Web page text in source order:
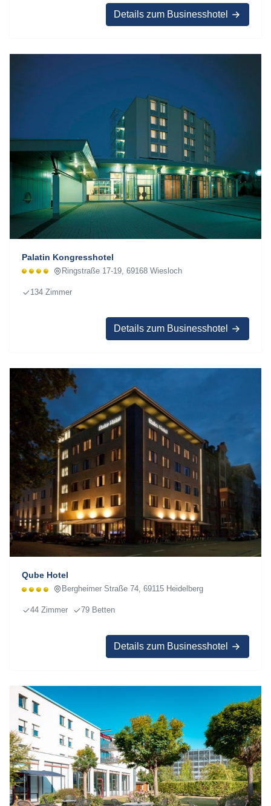
Details zum Businesshotel
Palatin Kongresshotel
Ringstraße 17-19, 69168 Wiesloch
134 Zimmer
Details zum Businesshotel
Qube Hotel
Bergheimer Straße 74, 69115 Heidelberg
44 Zimmer 79 Betten
Details zum Businesshotel